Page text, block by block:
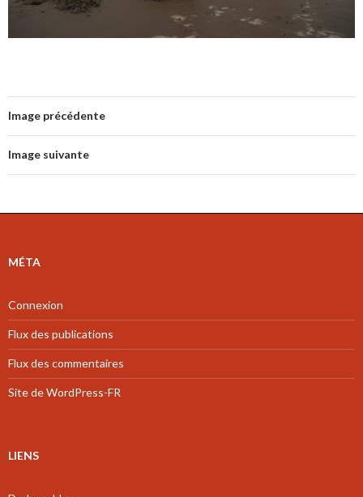
Image précédente
Image suivante
MÉTA
Connexion
Flux des publications
Flux des commentaires
Site de WordPress-FR
LIENS